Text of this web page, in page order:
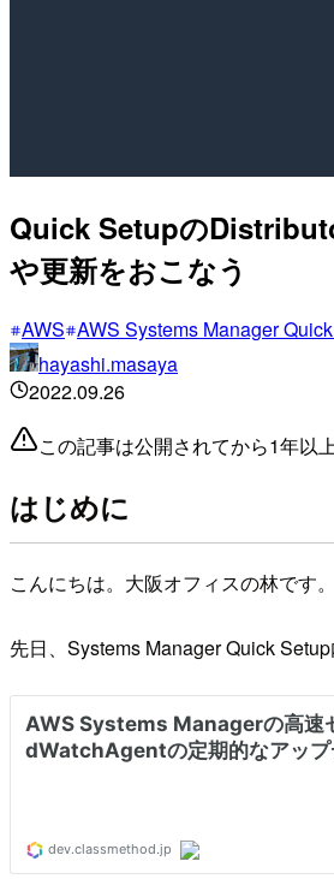
Quick Setupの
や更新をおこなう
AWS AWS Systems Manager
hayashi.masaya
2022.09.26
この記事は公開されてから1年以
はじめに
こんにちは。大阪オフィスの林です。
先日、Systems Manager Quick